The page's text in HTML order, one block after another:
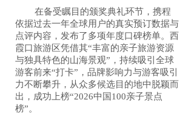
在备受瞩目的颁奖典礼环节，携程
依据过去一年全球用户的真实预订数据与
点评内容，发布了多项年度口碑榜单。西
霞口旅游区凭借其“丰富的亲子旅游资源
与独具特色的山海景观”，持续吸引全球
游客前来“打卡”，品牌影响力与游客吸引
力不断攀升，从众多候选目的地中脱颖而
出，成功上榜“2026中国100亲子景点
榜”。